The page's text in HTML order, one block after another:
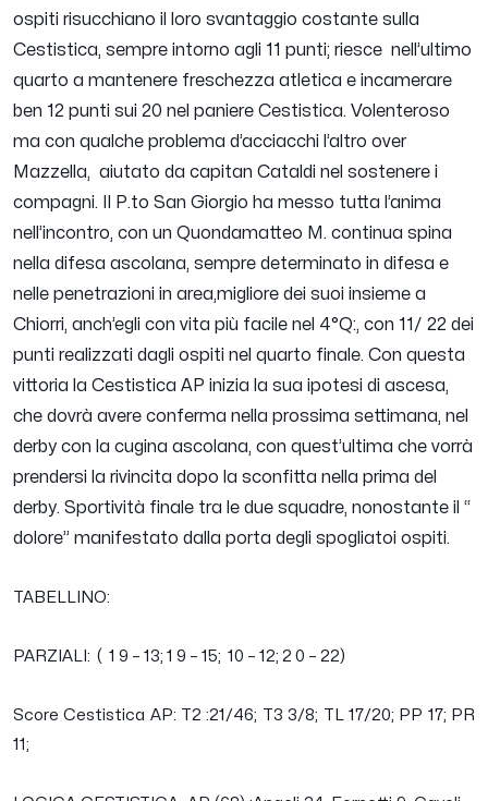
ospiti risucchiano il loro svantaggio costante sulla
Cestistica, sempre intorno agli 11 punti; riesce nell’ultimo
quarto a mantenere freschezza atletica e incamerare
ben 12 punti sui 20 nel paniere Cestistica. Volenteroso
ma con qualche problema d’acciacchi l’altro over
Mazzella, aiutato da capitan Cataldi nel sostenere i
compagni. Il P.to San Giorgio ha messo tutta l’anima
nell’incontro, con un Quondamatteo M. continua spina
nella difesa ascolana, sempre determinato in difesa e
nelle penetrazioni in area,migliore dei suoi insieme a
Chiorri, anch’egli con vita più facile nel 4°Q:, con 11/ 22 dei
punti realizzati dagli ospiti nel quarto finale. Con questa
vittoria la Cestistica AP inizia la sua ipotesi di ascesa,
che dovrà avere conferma nella prossima settimana, nel
derby con la cugina ascolana, con quest’ultima che vorrà
prendersi la rivincita dopo la sconfitta nella prima del
derby. Sportività finale tra le due squadre, nonostante il “
dolore” manifestato dalla porta degli spogliatoi ospiti.
TABELLINO:
PARZIALI: ( 1 9 – 13; 1 9 – 15; 10 – 12; 2 0 – 22)
Score Cestistica AP: T2 :21/46; T3 3/8; TL 17/20; PP 17; PR
11;